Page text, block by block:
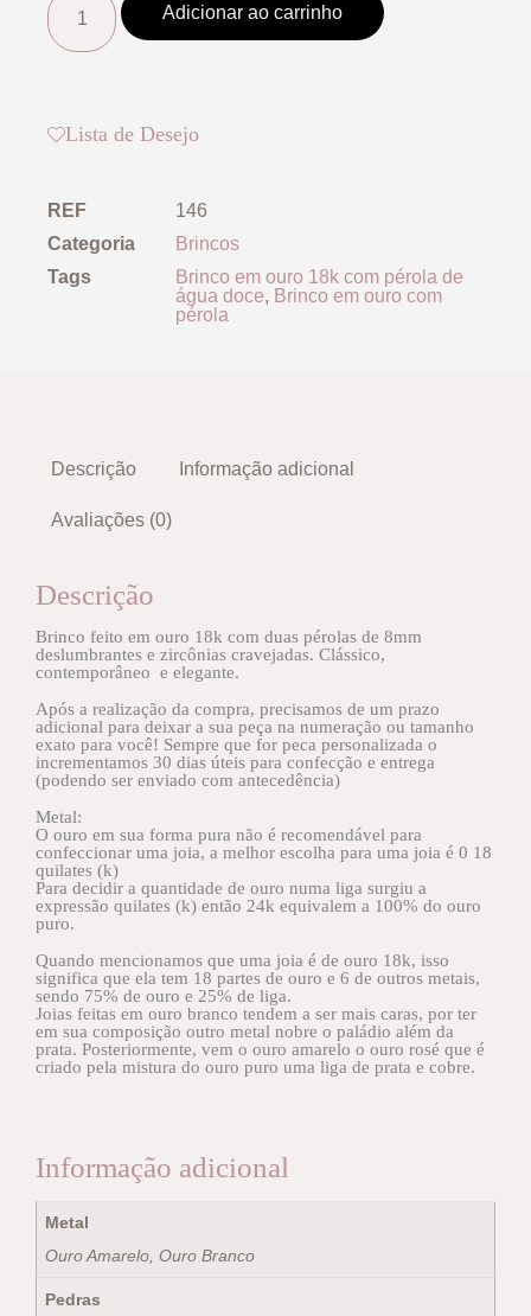
Adicionar ao carrinho
Lista de Desejo
REF
146
Categoria
Brincos
Tags
Brinco em ouro 18k com pérola de
água doce, Brinco em ouro com
pérola
Descrição Informação adicional
Avaliações (0)
Descrição
Brinco feito em ouro 18k com duas pérolas de 8mm
deslumbrantes e zircônias cravejadas. Clássico,
contemporâneo e elegante.
Após a realização da compra, precisamos de um prazo
adicional para deixar a sua peça na numeração ou tamanho
exato para você! Sempre que for peca personalizada o
incrementamos 30 dias úteis para confecção e entrega
(podendo ser enviado com antecedência)
Metal:
O ouro em sua forma pura não é recomendável para
confeccionar uma joia, a melhor escolha para uma joia é 0 18
quilates (k)
Para decidir a quantidade de ouro numa liga surgiu a
expressão quilates (k) então 24k equivalem a 100% do ouro
puro.
Quando mencionamos que uma joia é de ouro 18k, isso
significa que ela tem 18 partes de ouro e 6 de outros metais,
sendo 75% de ouro e 25% de liga.
Joias feitas em ouro branco tendem a ser mais caras, por ter
em sua composição outro metal nobre o paládio além da
prata. Posteriormente, vem o ouro amarelo o ouro rosé que é
criado pela mistura do ouro puro uma liga de prata e cobre.
Informação adicional
Metal
Ouro Amarelo, Ouro Branco
Pedras